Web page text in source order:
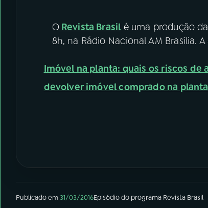
ORevista Brasil é uma produção
8h, na Rádio Nacional AM Brasília.
Imóvel na planta: quais os riscos de
devolver imóvel comprado na planta
Publicado em31/03/2016Episódiodo programa Revista Brasil